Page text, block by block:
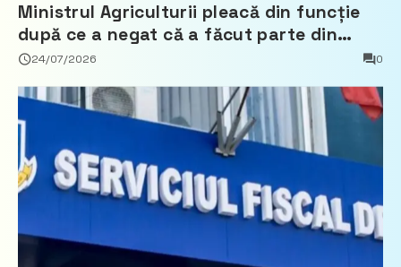
Ministrul Agriculturii pleacă din funcție
după ce a negat că a făcut parte din
Partidul Democrat
24/07/2026 0